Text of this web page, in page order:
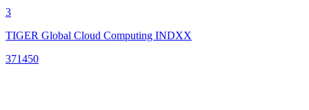
3
TIGER Global Cloud Computing INDXX
371450